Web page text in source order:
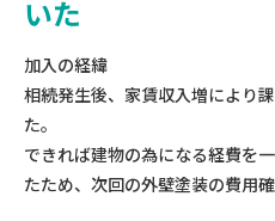
いた
加入の経緯
相続発生後、家賃収入増により
た。
できれば建物の為になる経費を
たため、次回の外壁塗装の費用